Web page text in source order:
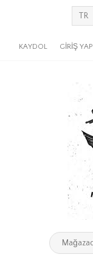
KAYDOL GIRIŞ YAP